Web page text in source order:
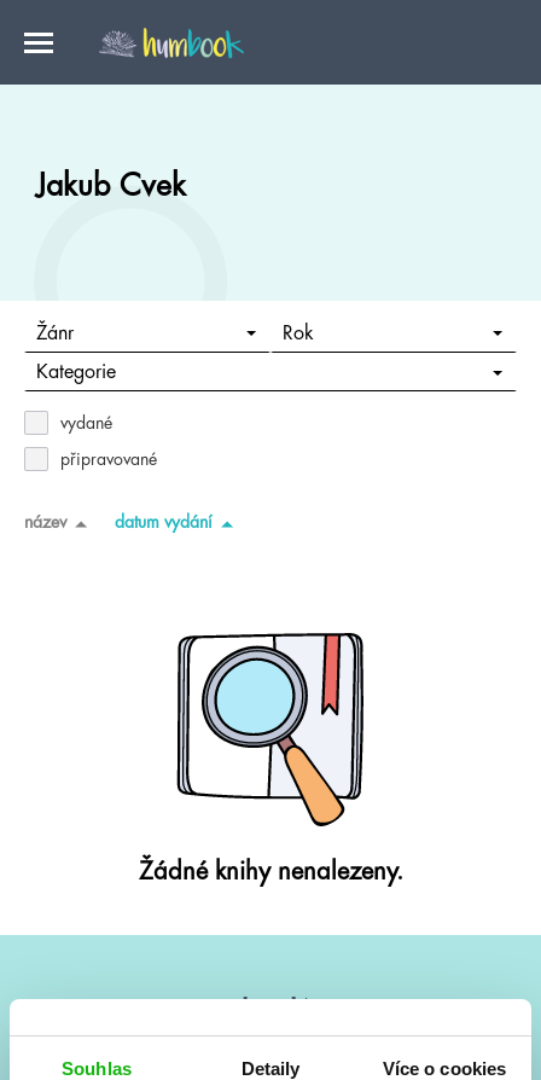
Souhlas Detaily Více o cookies
Jakub Cvek
Žánr Rok
Kategorie
vydané
připravované
název datum vydání
Žádné knihy nenalezeny.
Vše kolem #youngadult každý měsíc rovnou do mailu!